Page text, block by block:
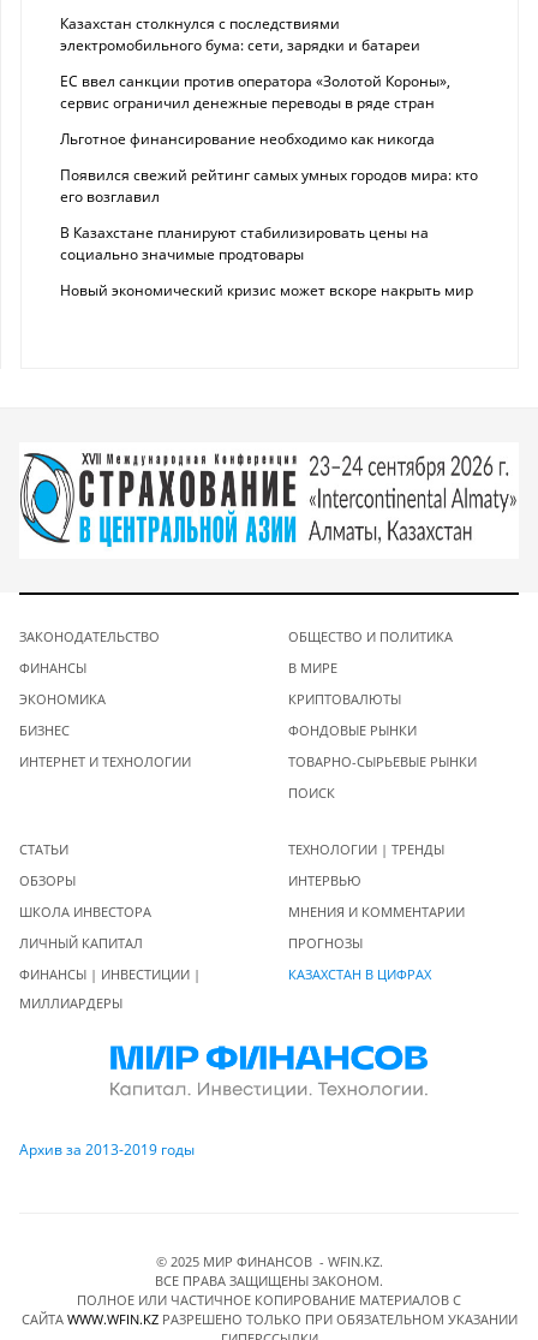
Казахстан столкнулся с последствиями
электромобильного бума: сети, зарядки и батареи
ЕС ввел санкции против оператора «Золотой Короны»,
сервис ограничил денежные переводы в ряде стран
Льготное финансирование необходимо как никогда
Появился свежий рейтинг самых умных городов мира: кто
его возглавил
В Казахстане планируют стабилизировать цены на
социально значимые продтовары
Новый экономический кризис может вскоре накрыть мир
ЗАКОНОДАТЕЛЬСТВО
ФИНАНСЫ
ЭКОНОМИКА
БИЗНЕС
ИНТЕРНЕТ И ТЕХНОЛОГИИ
ОБЩЕСТВО И ПОЛИТИКА
В МИРЕ
КРИПТОВАЛЮТЫ
ФОНДОВЫЕ РЫНКИ
ТОВАРНО-СЫРЬЕВЫЕ РЫНКИ
ПОИСК
СТАТЬИ
ОБЗОРЫ
ШКОЛА ИНВЕСТОРА
ЛИЧНЫЙ КАПИТАЛ
ФИНАНСЫ | ИНВЕСТИЦИИ |
МИЛЛИАРДЕРЫ
ТЕХНОЛОГИИ | ТРЕНДЫ
ИНТЕРВЬЮ
МНЕНИЯ И КОММЕНТАРИИ
ПРОГНОЗЫ
КАЗАХСТАН В ЦИФРАХ
Архив за 2013-2019 годы
© 2025 МИР ФИНАНСОВ - WFIN.KZ.
ВСЕ ПРАВА ЗАЩИЩЕНЫ ЗАКОНОМ.
ПОЛНОЕ ИЛИ ЧАСТИЧНОЕ КОПИРОВАНИЕ МАТЕРИАЛОВ C
САЙТА WWW.WFIN.KZРАЗРЕШЕНО ТОЛЬКО ПРИ ОБЯЗАТЕЛЬНОМ УКАЗАНИИ